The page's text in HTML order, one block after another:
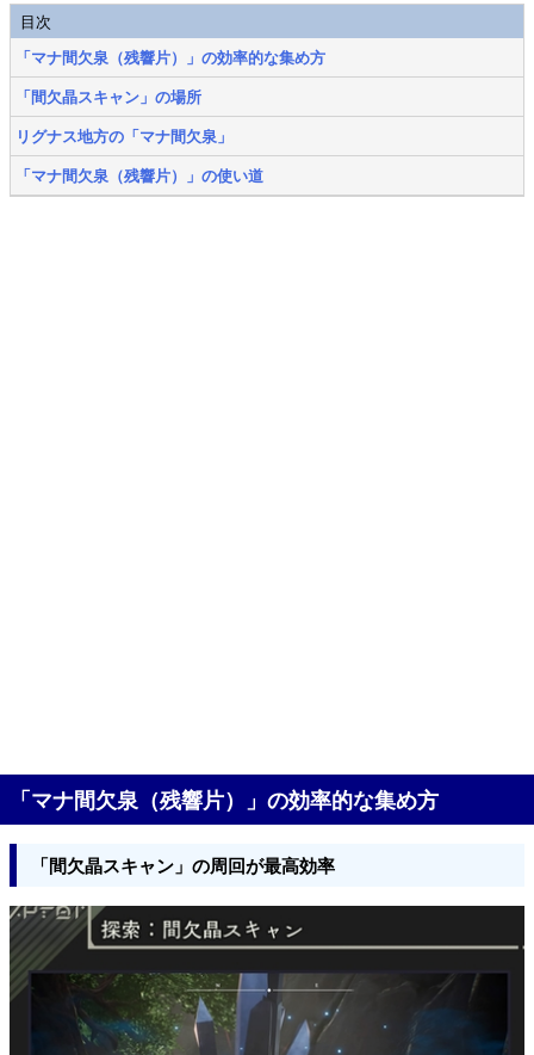
目次
「マナ間欠泉（残響片）」の効率的な集め方
「間欠晶スキャン」の場所
リグナス地方の「マナ間欠泉」
「マナ間欠泉（残響片）」の使い道
「マナ間欠泉（残響片）」の効率的な集め方
「間欠晶スキャン」の周回が最高効率